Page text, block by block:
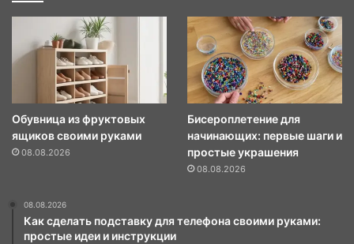
Обувница из фруктовых
ящиков своими руками
08.08.2026
Бисероплетение для
начинающих: первые шаги и
простые украшения
08.08.2026
08.08.2026
Как сделать подставку для телефона своими руками:
простые идеи и инструкции